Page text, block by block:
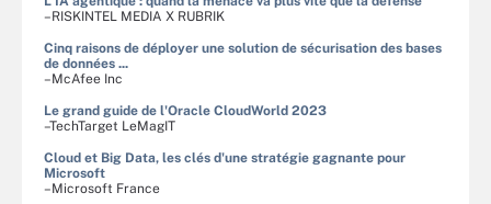
–RISKINTEL MEDIA X RUBRIK
Cinq raisons de déployer une solution de sécurisation des bases
de données ...
–McAfee Inc
Le grand guide de l'Oracle CloudWorld 2023
–TechTarget LeMagIT
Cloud et Big Data, les clés d'une stratégie gagnante pour
Microsoft
–Microsoft France